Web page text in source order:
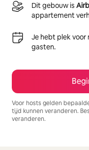
Dit gebouw is
appartement
Je hebt plek voor
gasten.
Voor hosts gelden
tijd kunnen veranderen.
veranderen.